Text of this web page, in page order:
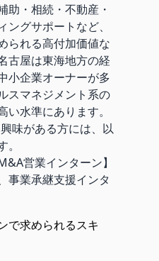
助・相続・不動産・
グサポートなど、
られる高付加価値な
古屋は東海地方の経
小企業オーナーが多
スマネジメント系の
水準にあります。
味がある方には、以
営業インターン】
事業承継支援インタ
で求められるスキ